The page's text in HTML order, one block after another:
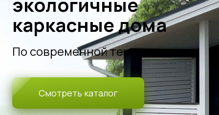
Хит продаж
Удобная планировка
Уникальный дизайн
Строим из экологичных материалов за
2 месяца